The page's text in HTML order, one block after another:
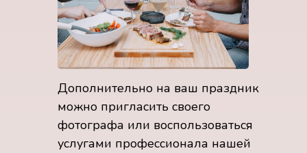
Дополнительно на ваш праздник
можно пригласить своего
фотографа или воспользоваться
услугами профессионала нашей